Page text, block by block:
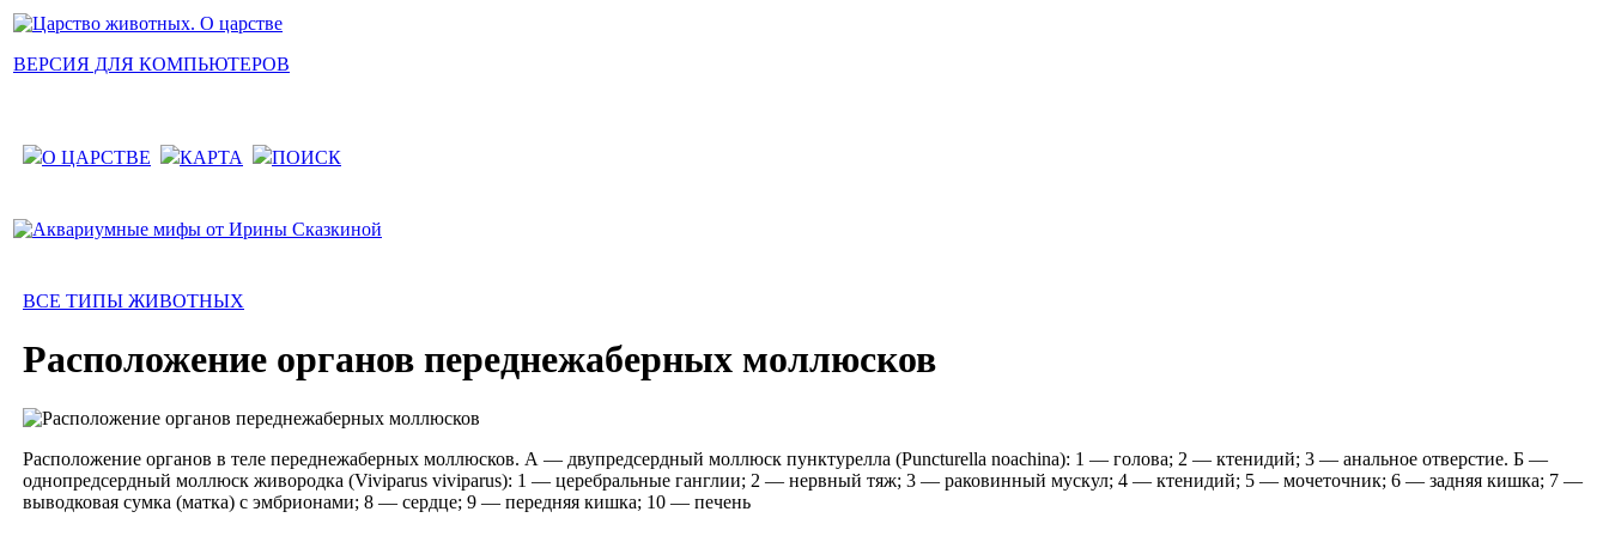
ВЕРСИЯ ДЛЯ КОМПЬЮТЕРОВ
О ЦАРСТВЕ КАРТА ПОИСК
ВСЕ ТИПЫ ЖИВОТНЫХ
Расположение органов переднежаберных моллюсков
Расположение органов в теле переднежаберных моллюсков. А — двупредсердный моллюск пунктурелла (Puncturella noachina): 1 — голова; 2 — ктенидий; 3 — анальное отверстие. Б —
однопредсердный моллюск живородка (Viviparus viviparus): 1 — церебральные ганглии; 2 — нервный тяж; 3 — раковинный мускул; 4 — ктенидий; 5 — мочеточник; 6 — задняя кишка; 7 —
выводковая сумка (матка) с эмбрионами; 8 — сердце; 9 — передняя кишка; 10 — печень